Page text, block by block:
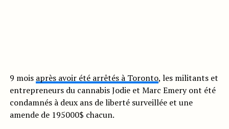
9 mois après avoir été arrêtés à Toronto, les militants et
entrepreneurs du cannabis Jodie et Marc Emery ont été
condamnés à deux ans de liberté surveillée et une
amende de 195000$ chacun.